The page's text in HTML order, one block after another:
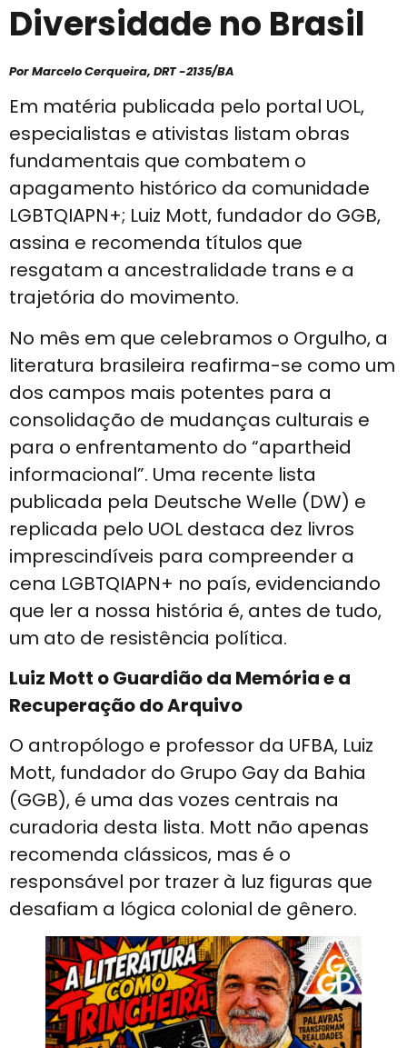
Diversidade no Brasil
Por Marcelo Cerqueira, DRT -2135/BA
Em matéria publicada pelo portal UOL,
especialistas e ativistas listam obras
fundamentais que combatem o
apagamento histórico da comunidade
LGBTQIAPN+; Luiz Mott, fundador do GGB,
assina e recomenda títulos que
resgatam a ancestralidade trans e a
trajetória do movimento.
No mês em que celebramos o Orgulho, a
literatura brasileira reafirma-se como um
dos campos mais potentes para a
consolidação de mudanças culturais e
para o enfrentamento do “apartheid
informacional”. Uma recente lista
publicada pela Deutsche Welle (DW) e
replicada pelo UOL destaca dez livros
imprescindíveis para compreender a
cena LGBTQIAPN+ no país, evidenciando
que ler a nossa história é, antes de tudo,
um ato de resistência política.
Luiz Mott o Guardião da Memória e a
Recuperação do Arquivo
O antropólogo e professor da UFBA, Luiz
Mott, fundador do Grupo Gay da Bahia
(GGB), é uma das vozes centrais na
curadoria desta lista. Mott não apenas
recomenda clássicos, mas é o
responsável por trazer à luz figuras que
desafiam a lógica colonial de gênero.